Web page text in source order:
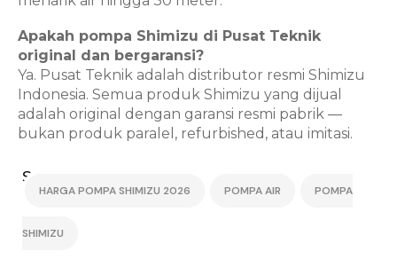
Apakah pompa Shimizu di Pusat Teknik
original dan bergaransi?
Ya. Pusat Teknik adalah distributor resmi Shimizu
Indonesia. Semua produk Shimizu yang dijual
adalah original dengan garansi resmi pabrik —
bukan produk paralel, refurbished, atau imitasi.
Share:
HARGA POMPA SHIMIZU 2026 POMPA AIR POMPA
SHIMIZU